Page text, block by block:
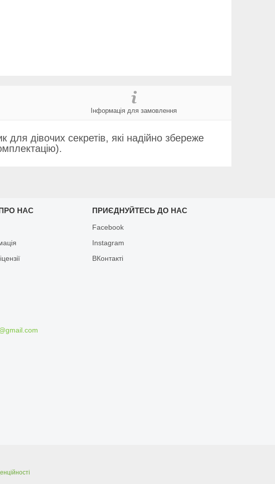
Інформація для замовлення
для дівочих секретів, які надійно збереже
НАС ПРИЄДНУЙТЕСЬ ДО НАС
Facebook
Instagram
ВКонтакті